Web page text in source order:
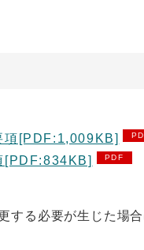
項[PDF:1,009KB]
[PDF:834KB]
する必要が生じた場